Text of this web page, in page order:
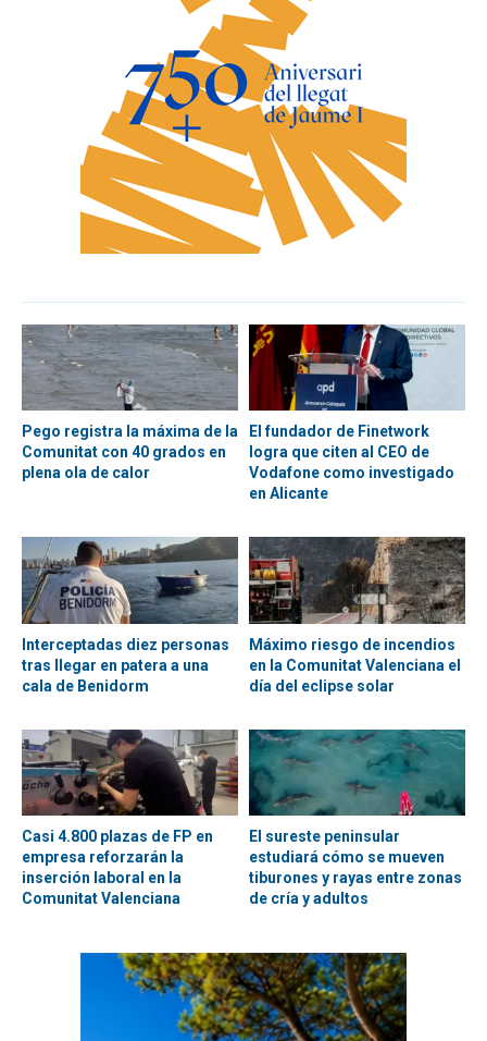
Pego registra la máxima de la
Comunitat con 40 grados en
plena ola de calor
El fundador de Finetwork
logra que citen al CEO de
Vodafone como investigado
en Alicante
Interceptadas diez personas
tras llegar en patera a una
cala de Benidorm
Máximo riesgo de incendios
en la Comunitat Valenciana el
día del eclipse solar
Casi 4.800 plazas de FP en
empresa reforzarán la
inserción laboral en la
Comunitat Valenciana
El sureste peninsular
estudiará cómo se mueven
tiburones y rayas entre zonas
de cría y adultos